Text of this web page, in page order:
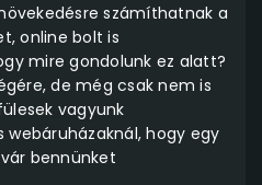
számíthatnak a
online bolt is
mire gondolunk ez alatt?
de még csak nem is
vagyunk
webáruházaknál, hogy egy
bennünket